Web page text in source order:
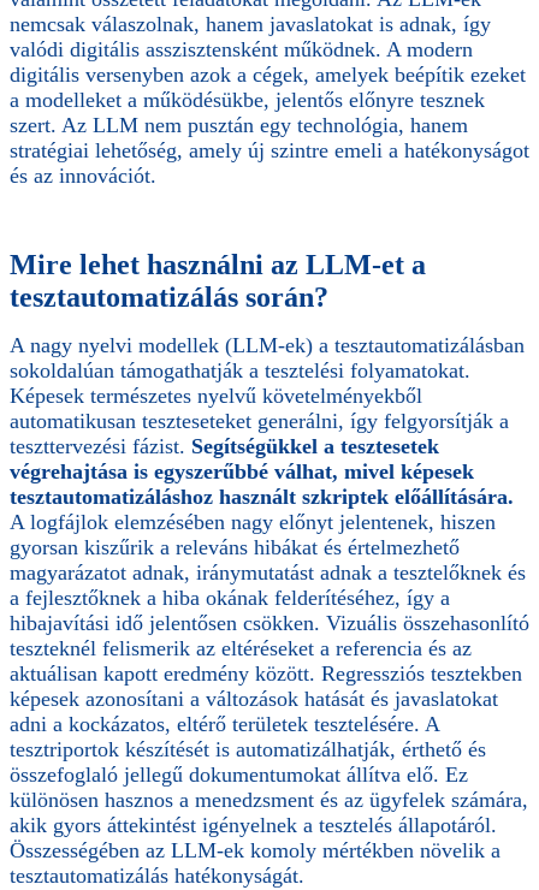
nemcsak válaszolnak, hanem javaslatokat is adnak, így
valódi digitális asszisztensként működnek. A modern
digitális versenyben azok a cégek, amelyek beépítik ezeket
a modelleket a működésükbe, jelentős előnyre tesznek
szert. Az LLM nem pusztán egy technológia, hanem
stratégiai lehetőség, amely új szintre emeli a hatékonyságot
és az innovációt.
Mire lehet használni az LLM-et a
tesztautomatizálás során?
A nagy nyelvi modellek (LLM-ek) a tesztautomatizálásban
sokoldalúan támogathatják a tesztelési folyamatokat.
Képesek természetes nyelvű követelményekből
automatikusan teszteseteket generálni, így felgyorsítják a
teszttervezési fázist. Segítségükkel a tesztesetek
végrehajtása is egyszerűbbé válhat, mivel képesek
tesztautomatizáláshoz használt szkriptek előállítására.
A logfájlok elemzésében nagy előnyt jelentenek, hiszen
gyorsan kiszűrik a releváns hibákat és értelmezhető
magyarázatot adnak, iránymutatást adnak a tesztelőknek és
a fejlesztőknek a hiba okának felderítéséhez, így a
hibajavítási idő jelentősen csökken. Vizuális összehasonlító
teszteknél felismerik az eltéréseket a referencia és az
aktuálisan kapott eredmény között. Regressziós tesztekben
képesek azonosítani a változások hatását és javaslatokat
adni a kockázatos, eltérő területek tesztelésére. A
tesztriportok készítését is automatizálhatják, érthető és
összefoglaló jellegű dokumentumokat állítva elő. Ez
különösen hasznos a menedzsment és az ügyfelek számára,
akik gyors áttekintést igényelnek a tesztelés állapotáról.
Összességében az LLM-ek komoly mértékben növelik a
tesztautomatizálás hatékonyságát.